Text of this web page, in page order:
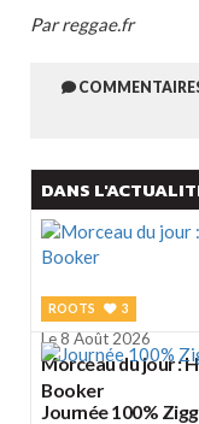
Par reggae.fr
DANS
ROOTS 3
Le 8 Août 2026
Morceau du jour :
Booker
Journée 100%